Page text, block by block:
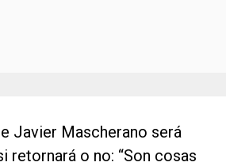
Javier Mascherano será
retornará o no: “Son cosas